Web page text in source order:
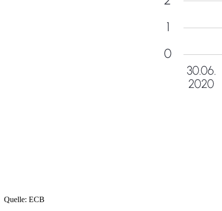
Quelle: ECB